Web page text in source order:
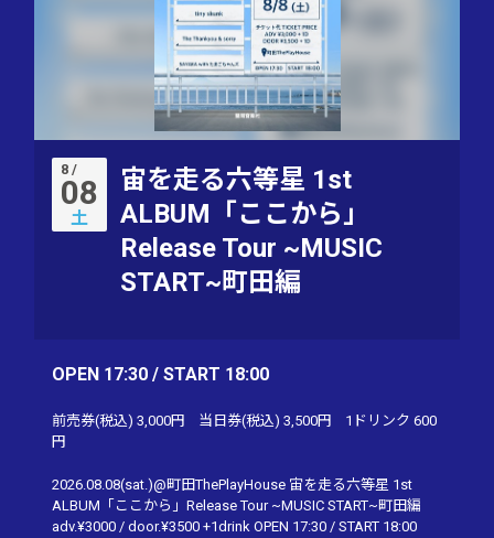
8 /
08
土
宙を走る六等星 1st
ALBUM「ここから」
Release Tour ~MUSIC
START~町田編
OPEN 17:30 / START 18:00
前売券(税込) 3,000円 当日券(税込) 3,500円 1ドリンク 600
円
2026.08.08(sat.)@町田ThePlayHouse 宙を走る六等星 1st
ALBUM「ここから」Release Tour ~MUSIC START~町田編
adv.¥3000 / door.¥3500 +1drink OPEN 17:30 / START 18:00